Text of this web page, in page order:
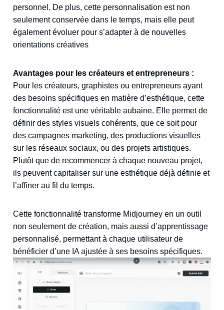
personnel. De plus, cette personnalisation est non
seulement conservée dans le temps, mais elle peut
également évoluer pour s’adapter à de nouvelles
orientations créatives​​
Avantages pour les créateurs et entrepreneurs :
Pour les créateurs, graphistes ou entrepreneurs ayant
des besoins spécifiques en matière d’esthétique, cette
fonctionnalité est une véritable aubaine. Elle permet de
définir des styles visuels cohérents, que ce soit pour
des campagnes marketing, des productions visuelles
sur les réseaux sociaux, ou des projets artistiques.
Plutôt que de recommencer à chaque nouveau projet,
ils peuvent capitaliser sur une esthétique déjà définie et
l’affiner au fil du temps.
Cette fonctionnalité transforme Midjourney en un outil
non seulement de création, mais aussi d’apprentissage
personnalisé, permettant à chaque utilisateur de
bénéficier d’une IA ajustée à ses besoins spécifiques.